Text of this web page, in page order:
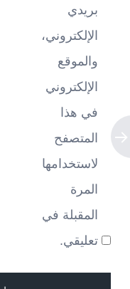
بريدي
الإلكتروني،
والموقع
الإلكتروني
في هذا
المتصفح
لاستخدامها
المرة
المقبلة في
تعليقي.